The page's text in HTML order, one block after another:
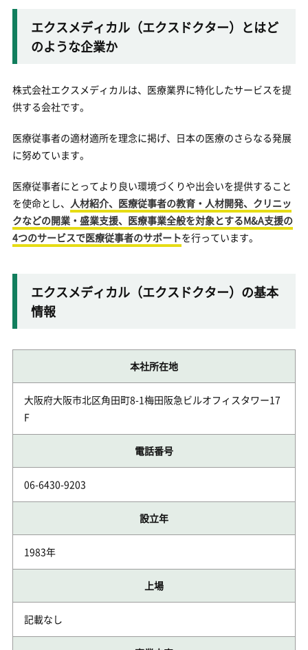
エクスメディカル（エクスドクター）とはど
のような企業か
株式会社エクスメディカルは、医療業界に特化したサービスを提
供する会社です。
医療従事者の適材適所を理念に掲げ、日本の医療のさらなる発展
に努めています。
医療従事者にとってより良い環境づくりや出会いを提供すること
を使命とし、
人材紹介、医療従事者の教育・人材開発、クリニッ
クなどの開業・盛業支援、医療事業全般を対象とするM&A支援の
4つのサービスで医療従事者のサポートを行っています。
エクスメディカル（エクスドクター）の基本
情報
本社所在地
大阪府大阪市北区角田町8-1梅田阪急ビルオフィスタワー17
F
電話番号
06-6430-9203
設立年
1983年
上場
記載なし